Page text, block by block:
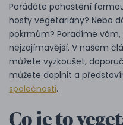
Pořádáte pohoštění
hosty vegetariány? Nebo
pokrmům? Poradíme
nejzajímavější. V našem
můžete vyzkoušet,
můžete doplnit a
společnosti.
Co je to